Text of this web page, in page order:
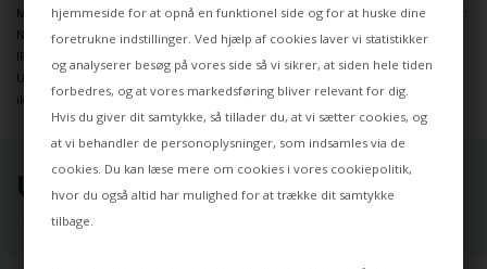
hjemmeside for at opnå en funktionel side og for at huske dine
foretrukne indstillinger. Ved hjælp af cookies laver vi statistikker
og analyserer besøg på vores side så vi sikrer, at siden hele tiden
forbedres, og at vores markedsføring bliver relevant for dig.
Hvis du giver dit samtykke, så tillader du, at vi sætter cookies, og
at vi behandler de personoplysninger, som indsamles via de
cookies. Du kan læse mere om cookies i vores cookiepolitik,
hvor du også altid har mulighed for at trække dit samtykke
tilbage.
Materiale: Skærm og beslag: Stål, LED-delen: ABS og silikone, ophæningsløkke:
Nylon
IP-standard: IP55
USB-A opladningskabel med magnetisk pogo-stift medfølger. Der medfølger
ikke adapter.
UDVALGT TIL DIG ⭐